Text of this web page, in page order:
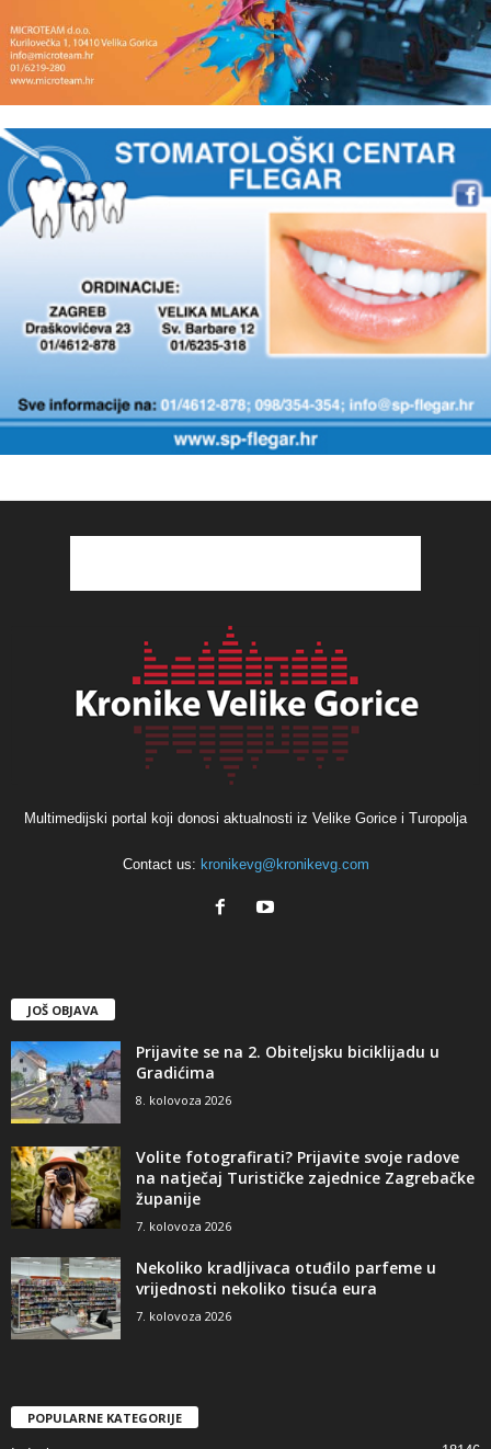
Multimedijski portal koji donosi aktualnosti iz Velike Gorice i Turopolja
Contact us: kronikevg@kronikevg.com
JOŠ OBJAVA
Prijavite se na 2. Obiteljsku biciklijadu u
Gradićima
8. kolovoza 2026
Volite fotografirati? Prijavite svoje radove
na natječaj Turističke zajednice Zagrebačke
županije
7. kolovoza 2026
Nekoliko kradljivaca otuđilo parfeme u
vrijednosti nekoliko tisuća eura
7. kolovoza 2026
POPULARNE KATEGORIJE